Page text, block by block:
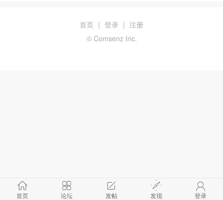
首页 论坛 发帖 发现 登录
首页 | 登录 | 注册
© Comsenz Inc.